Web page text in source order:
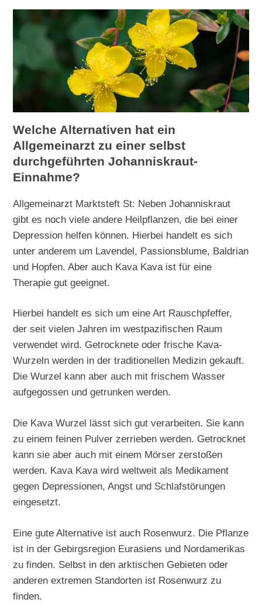
Welche Alternativen hat ein
Allgemeinarzt zu einer selbst
durchgeführten Johanniskraut-
Einnahme?
Allgemeinarzt Marktsteft St: Neben Johanniskraut
gibt es noch viele andere Heilpflanzen, die bei einer
Depression helfen können. Hierbei handelt es sich
unter anderem um Lavendel, Passionsblume, Baldrian
und Hopfen. Aber auch Kava Kava ist für eine
Therapie gut geeignet.
Hierbei handelt es sich um eine Art Rauschpfeffer,
der seit vielen Jahren im westpazifischen Raum
verwendet wird. Getrocknete oder frische Kava-
Wurzeln werden in der traditionellen Medizin gekauft.
Die Wurzel kann aber auch mit frischem Wasser
aufgegossen und getrunken werden.
Die Kava Wurzel lässt sich gut verarbeiten. Sie kann
zu einem feinen Pulver zerrieben werden. Getrocknet
kann sie aber auch mit einem Mörser zerstoßen
werden. Kava Kava wird weltweit als Medikament
gegen Depressionen, Angst und Schlafstörungen
eingesetzt.
Eine gute Alternative ist auch Rosenwurz. Die Pflanze
ist in der Gebirgsregion Eurasiens und Nordamerikas
zu finden. Selbst in den arktischen Gebieten oder
anderen extremen Standorten ist Rosenwurz zu
finden.